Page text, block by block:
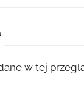
w tej